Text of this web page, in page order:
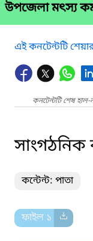
উপজেলা মৎস্য
এই কনটেন্টটি
কনটেন্টটি শেষ
সাংগঠনিক
কন্টেন্ট: পাতা
ফাইল ১